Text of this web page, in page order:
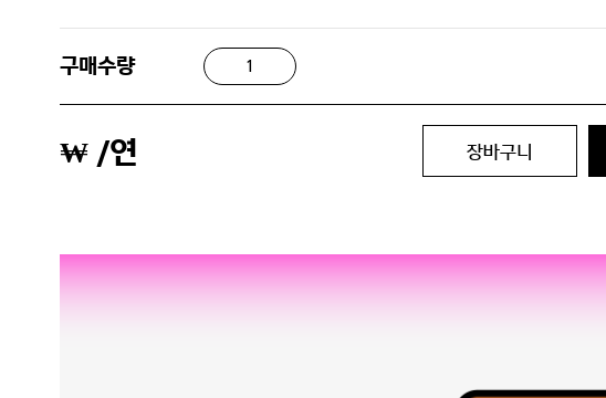
구매수량
₩ /연 장바구니